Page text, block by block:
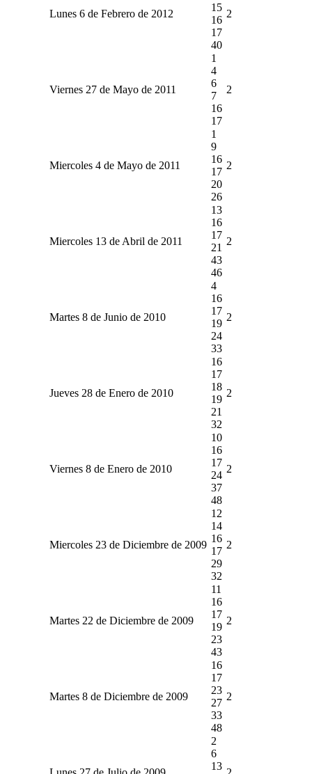
Lunes 6 de Febrero de 2012
15
16
17
40
2
Viernes 27 de Mayo de 2011
1
4
6
7
16
17
2
Miercoles 4 de Mayo de 2011
1
9
16
17
20
26
2
Miercoles 13 de Abril de 2011
13
16
17
21
43
46
2
Martes 8 de Junio de 2010
4
16
17
19
24
33
2
Jueves 28 de Enero de 2010
16
17
18
19
21
32
2
Viernes 8 de Enero de 2010
10
16
17
24
37
48
2
Miercoles 23 de Diciembre de 2009
12
14
16
17
29
32
2
Martes 22 de Diciembre de 2009
11
16
17
19
23
43
2
Martes 8 de Diciembre de 2009
16
17
23
27
33
48
2
2
6
13